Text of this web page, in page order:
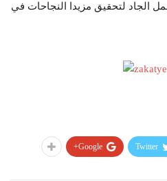
الجاد لتحقيق مزيدا النجاحات في
Twitter
Google+